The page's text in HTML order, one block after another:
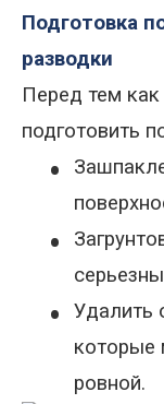
Подготовка
разводки
Перед тем как
подготовить
•
•
•
Удалить
которые
ровной.